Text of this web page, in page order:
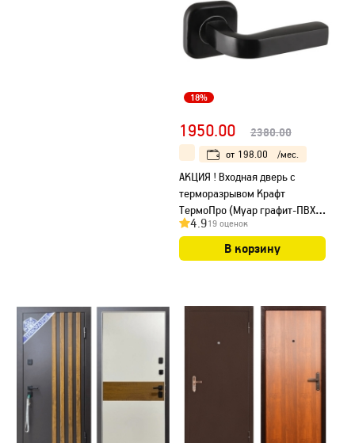
18%
1950.00 2380.00
от 198.00 /мес.
АКЦИЯ ! Входная дверь с
терморазрывом Крафт
ТермоПро (Муар графит-ПВХ
Дуб Вотан/ ПВХ Белый- Дуб
Вотан)
4.919 оценок
В корзину